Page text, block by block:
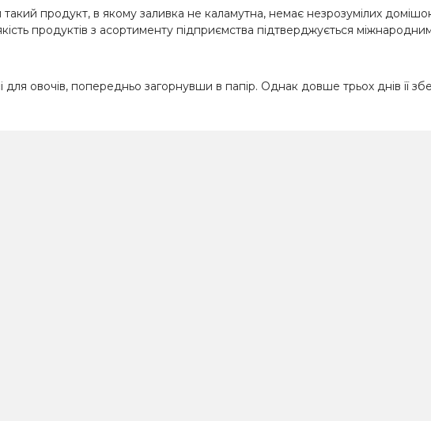
продукт, в якому заливка не каламутна, немає незрозумілих
продуктів з асортименту підприємства підтверджується
овочів, попередньо загорнувши в папір. Однак довше трьох днів її